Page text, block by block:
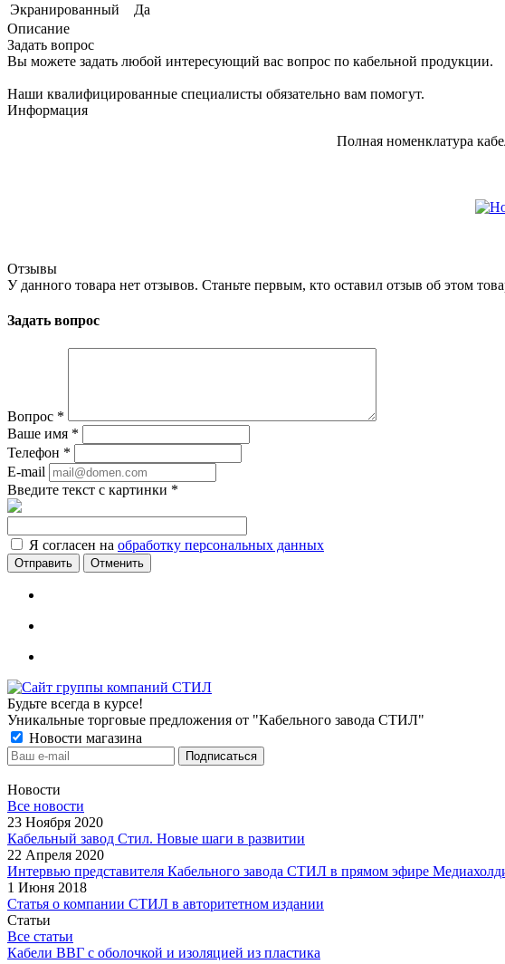
Экранированный
Да
Описание
Задать вопрос
Вы можете задать любой интересующий вас вопрос по кабельной продукции.
Наши квалифицированные специалисты обязательно вам помогут.
Информация
Полная номенклатура
Отзывы
У данного товара нет отзывов. Станьте первым, кто оставил отзыв об этом
Задать вопрос
Вопрос *
Ваше имя *
Телефон *
E-mail
Введите текст с картинки *
Я согласен на обработку персональных данных
Отменить
Будьте всегда в курсе!
Уникальные торговые предложения от "Кабельного завода СТИЛ"
Новости магазина
Новости
Все новости
23 Ноября 2020
Кабельный завод Стил. Новые шаги в развитии
22 Апреля 2020
Интервью представителя Кабельного завода СТИЛ в прямом эфире
1 Июня 2018
Статья о компании СТИЛ в авторитетном издании
Статьи
Все статьи
Кабели ВВГ с оболочкой и изоляцией из пластика